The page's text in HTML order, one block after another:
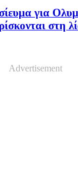
για
στη
Advertisement